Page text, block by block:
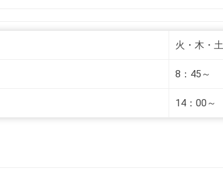
火・木・土
8：45～
14：00～